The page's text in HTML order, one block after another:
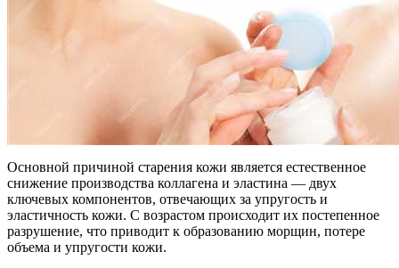
Основной причиной старения кожи является естественное
снижение производства коллагена и эластина — двух
ключевых компонентов, отвечающих за упругость и
эластичность кожи. С возрастом происходит их постепенное
разрушение, что приводит к образованию морщин, потере
объема и упругости кожи.